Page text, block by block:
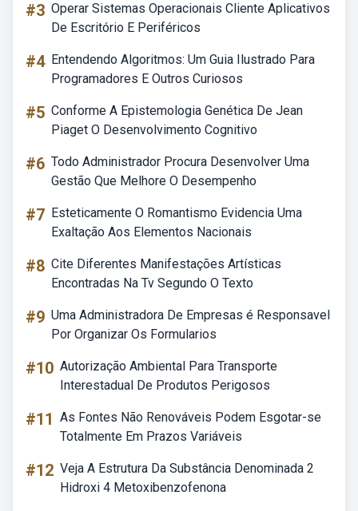
#3 Operar Sistemas Operacionais Cliente Aplicativos
De Escritório E Periféricos
#4 Entendendo Algoritmos: Um Guia Ilustrado Para
Programadores E Outros Curiosos
#5 Conforme A Epistemologia Genética De Jean
Piaget O Desenvolvimento Cognitivo
#6 Todo Administrador Procura Desenvolver Uma
Gestão Que Melhore O Desempenho
#7 Esteticamente O Romantismo Evidencia Uma
Exaltação Aos Elementos Nacionais
#8 Cite Diferentes Manifestações Artísticas
Encontradas Na Tv Segundo O Texto
#9 Uma Administradora De Empresas é Responsavel
Por Organizar Os Formularios
#10 Autorização Ambiental Para Transporte
Interestadual De Produtos Perigosos
#11 As Fontes Não Renováveis Podem Esgotar-se
Totalmente Em Prazos Variáveis
#12 Veja A Estrutura Da Substância Denominada 2
Hidroxi 4 Metoxibenzofenona